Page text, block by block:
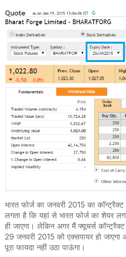
भारत फोर्ज का जनवरी 2015 का
लगता है कि यहां से भारत फोर्ज का शेयर
ही जाएगा। लेकिन अगर मैं फ्यूचर्स
29 जनवरी 2015 को एक्सपायर हो
पूरा फायदा नहीं उठा पाऊंगा।